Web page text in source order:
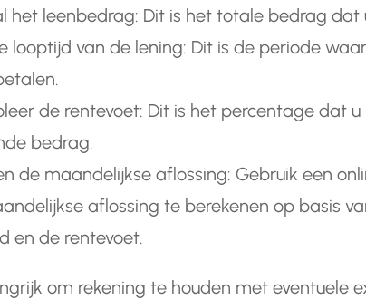
het leenbedrag: Dit is het totale bedrag dat
looptijd van de lening: Dit is de periode
de rentevoet: Dit is het percentage dat
bedrag.
de maandelijkse aflossing: Gebruik een
aflossing te berekenen op basis
en de rentevoet.
om rekening te houden met eventuele